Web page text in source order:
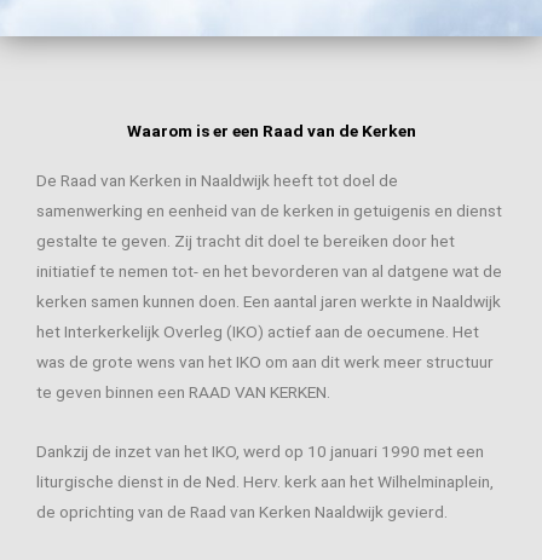
Waarom is er een Raad van de Kerken
De Raad van Kerken in Naaldwijk heeft tot doel de
samenwerking en eenheid van de kerken in getuigenis en dienst
gestalte te geven. Zij tracht dit doel te bereiken door het
initiatief te nemen tot- en het bevorderen van al datgene wat de
kerken samen kunnen doen. Een aantal jaren werkte in Naaldwijk
het Interkerkelijk Overleg (IKO) actief aan de oecumene. Het
was de grote wens van het IKO om aan dit werk meer structuur
te geven binnen een RAAD VAN KERKEN.
Dankzij de inzet van het IKO, werd op 10 januari 1990 met een
liturgische dienst in de Ned. Herv. kerk aan het Wilhelminaplein,
de oprichting van de Raad van Kerken Naaldwijk gevierd.